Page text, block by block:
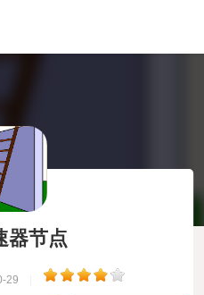
器节点
29